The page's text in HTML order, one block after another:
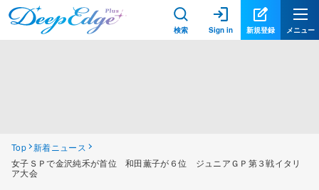
検索 Sign in 新規登録 メニュー
Top 新着ニュース
女子ＳＰで金沢純禾が首位 和田薫子が６位 ジュニアＧＰ第３戦イタリ
ア大会